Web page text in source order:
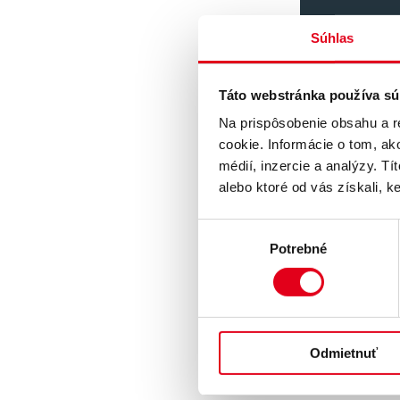
Súhlas
Táto webstránka používa
Na prispôsobenie obsahu a
cookie. Informácie o tom,
médií, inzercie a analýzy.
alebo ktoré od vás získali,
Potrebné
Odmietnuť
„
nie
Čo to
Kandidát,
spolupracuje
nielen
posúvať sa